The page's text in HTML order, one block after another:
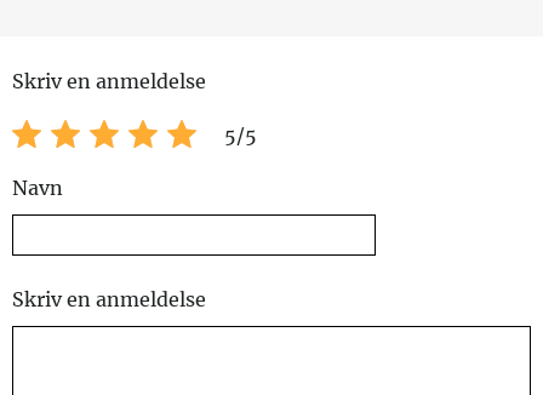
Skriv en anmeldelse
5/5
Navn
Skriv en anmeldelse